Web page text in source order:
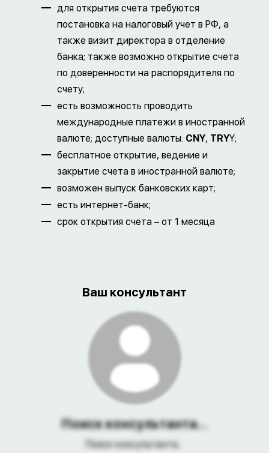
для открытия счета требуются
постановка на налоговый учет в РФ, а
также визит директора в отделение
банка; также возможно открытие счета
по доверенности на распорядителя по
счету;
есть возможность проводить
международные платежи в иностранной
валюте; доступные валюты: CNY, TRYY;
бесплатное открытие, ведение и
закрытие счета в иностранной валюте;
возможен выпуск банковских карт;
есть интернет-банк;
срок открытия счета – от 1 месяца
Ваш консультант
Поиск консультанта...
Поиск консультанта...